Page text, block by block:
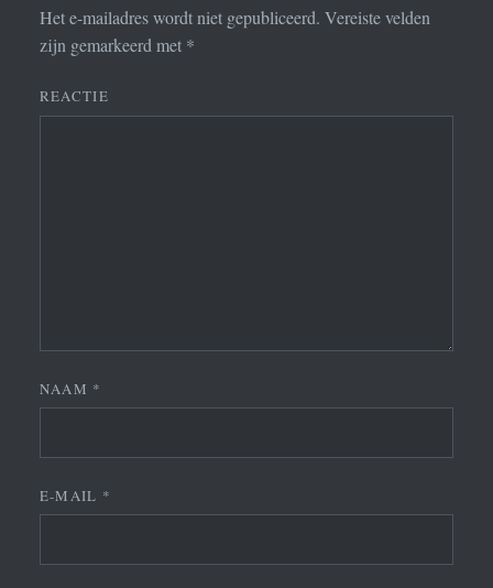
Het e-mailadres wordt niet gepubliceerd. Vereiste velden
zijn gemarkeerd met *
REACTIE
NAAM *
E-MAIL *